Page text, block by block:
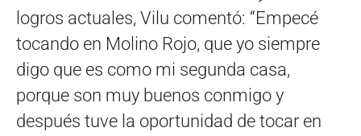
logros actuales, Vilu comentó: “Empecé
tocando en Molino Rojo, que yo siempre
digo que es como mi segunda casa,
porque son muy buenos conmigo y
después tuve la oportunidad de tocar en